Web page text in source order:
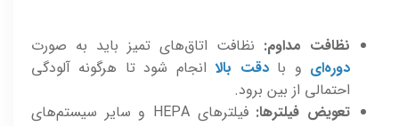
نظافت مداوم: نظافت اتاق‌های تمیز باید به صورت
دوره‌ای و بادقت بالاانجام شود تا هرگونه آلودگی
احتمالی از بین برود.
تعویض فیلترها:
فیلترهای HEPA و سایر سیستم‌های